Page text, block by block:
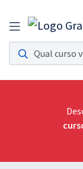
Assinatura
Acesso a todos os
Assinatura
Acesso ilimitado a
Preparação